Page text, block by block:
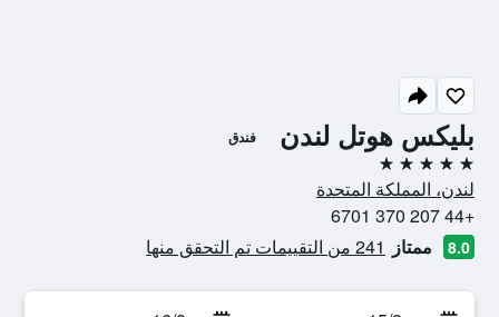
بليكس هوتل لندن فندق
5 نجوم
لندن، المملكة المتحدة
+44 207 370 6701
8.0 ممتاز 241 من التقييمات تم التحقق منها